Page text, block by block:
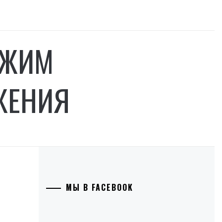
МЫ В FACEBOOK